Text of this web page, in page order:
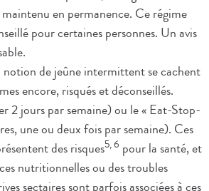
en permanence. Ce régime
pour certaines personnes. Un avis
notion de jeûne intermittent se cachent
encore, risqués et déconseillés.
2 jours par semaine) ou le « Eat-Stop-
une ou deux fois par semaine). Ces
des risques5, 6 pour la santé, et
nutritionnelles ou des troubles
sectaires sont parfois associées à ces